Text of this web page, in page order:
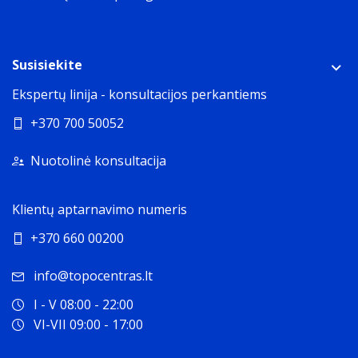
Susisiekite
Ekspertų linija - konsultacijos perkantiems
+370 700 50052
Nuotolinė konsultacija
Klientų aptarnavimo numeris
+370 660 00200
info@topocentras.lt
I - V 08:00 - 22:00
VI-VII 09:00 - 17:00